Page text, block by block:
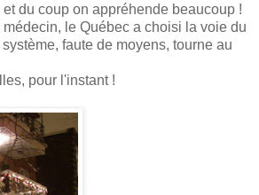
du coup on appréhende beaucoup !
le Québec a choisi la voie du
faute de moyens, tourne au
pour l'instant !